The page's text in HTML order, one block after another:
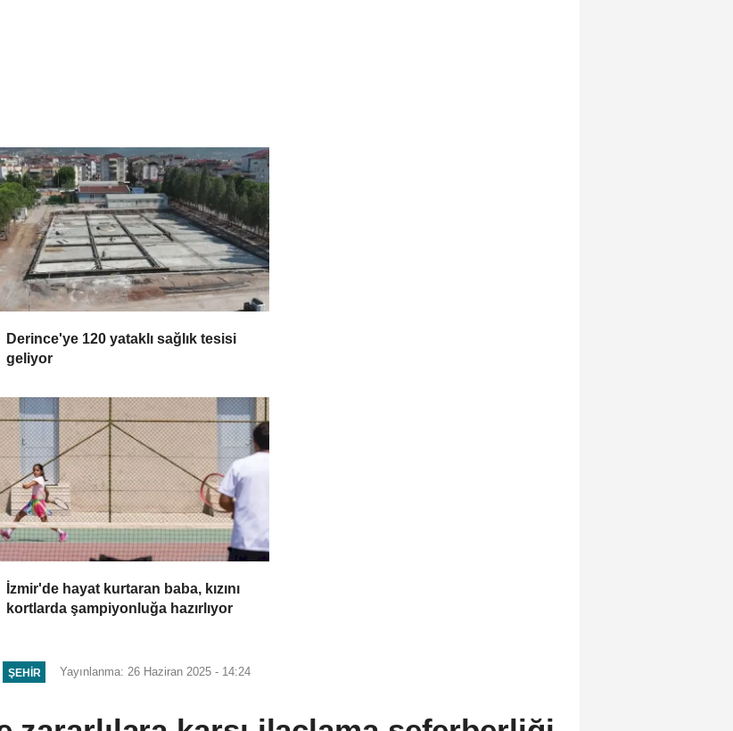
Derince'ye 120 yataklı sağlık tesisi
geliyor
İzmir'de hayat kurtaran baba, kızını
kortlarda şampiyonluğa hazırlıyor
ŞEHIR Yayınlanma: 26 Haziran 2025 - 14:24